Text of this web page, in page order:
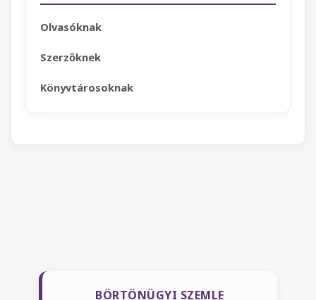
Olvasóknak
Szerzőknek
Könyvtárosoknak
BÖRTÖNÜGYI SZEMLE